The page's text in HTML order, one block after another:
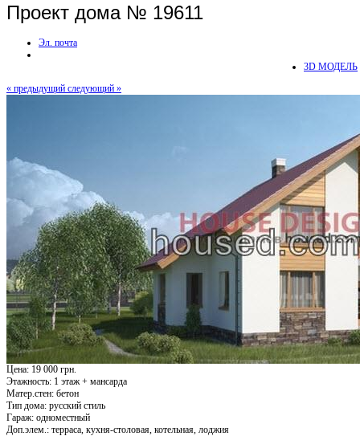
Проект дома № 19611
Эл. почта
3D МОДЕЛЬ
« предыдущий следующий »
Цена: 19 000 грн.
Этажность: 1 этаж + мансарда
Матер.стен: бетон
Тип дома: русский стиль
Гараж: одноместный
Доп.элем.: терраса, кухня-столовая, котельная, лоджия